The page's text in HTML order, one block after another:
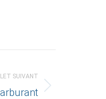
SUIVANT